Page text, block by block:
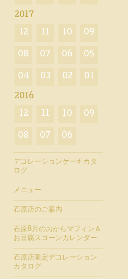
2017
12 11 10 09
08 07 06 05
04 03 02 01
2016
12 11 10 09
08 07 06
デコレーションケーキカタ
ログ
メニュー
石原店のご案内
石原8月のおからマフィン＆
お豆腐スコーンカレンダー
石原店限定デコレーション
カタログ